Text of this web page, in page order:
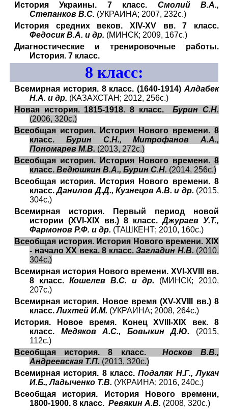
История Украины. 7 класс. Смолий В.А.,
Степанков В.С. (УКРАИНА; 2007, 232с.)
История средних веков. XIV-XV вв. 7 класс.
Федосик В.А. и др. (МИНСК; 2009, 167с.)
Диагностические и тренировочные работы.
История. 7 класс.
8 класс:
Всемирная история. 8 класс. (1640-1914) Алдабек
Н.А. и др. (КАЗАХСТАН; 2012, 256с.)
Новая история. 1815-1918. 8 класс.Бурин С.Н.
(2006, 320с.)
Всеобщая история. История Нового времени. 8
класс. Бурин С.Н., Митрофанов А.А.,
Пономарев М.В. (2013, 272с.)
Всеобщая история. История Нового времени. 8
класс. Ведюшкин В.А., Бурин С.Н. (2014, 256с.)
Всеобщая история. История Нового времени. 8
класс.Данилов Д.Д., Кузнецов А.В. и др. (2015,
304с.)
Всемирная история. Первый период новой
истории (XVI-XIX вв.) 8 класс.Джураев У.Т.,
Фармонов Р.Ф. и др. (ТАШКЕНТ; 2010, 160с.)
Всеобщая история. История Нового времени. XIX
- начало XX века. 8 класс. Загладин Н.В. (2010,
304с.)
Всемирная история Нового времени. XVI-XVIII вв.
8 класс. Кошелев В.С. и др. (МИНСК; 2010,
207с.)
Всемирная история. Новое время (XV-XVIII вв.) 8
класс.Лихтей И.М. (УКРАИНА; 2008, 264с.)
История. Новое время. Конец XVIII-XIX век. 8
класс. Медяков А.С., Бовыкин Д.Ю. (2015,
112с.)
Всеобщая история. 8 класс. Носков В.В.,
Андреевская Т.П. (2013, 320с.)
Всемирная история. 8 класс.Подаляк Н.Г., Лукач
И.Б., Ладыченко Т.В. (УКРАИНА; 2016, 240с.)
Всеобщая история. История Нового времени,
1800-1900. 8 класс. Ревякин А.В. (2008, 320с.)